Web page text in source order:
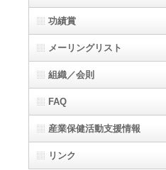
功績賞
メーリングリスト
組織／会則
FAQ
産業保健活動支援情報
リンク